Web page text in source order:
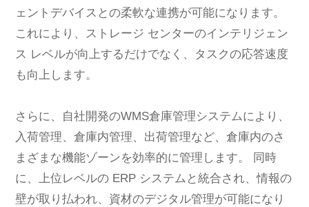
ェントデバイスとの柔軟な連携が可能になります。
これにより、ストレージ センターのインテリジェン
ス レベルが向上するだけでなく、タスクの応答速度
も向上します。
さらに、自社開発のWMS倉庫管理システムにより、
入荷管理、倉庫内管理、出荷管理など、倉庫内のさ
まざまな機能ゾーンを効率的に管理します。 同時
に、上位レベルの ERP システムと統合され、情報の
壁が取り払われ、資材のデジタル管理が可能になり